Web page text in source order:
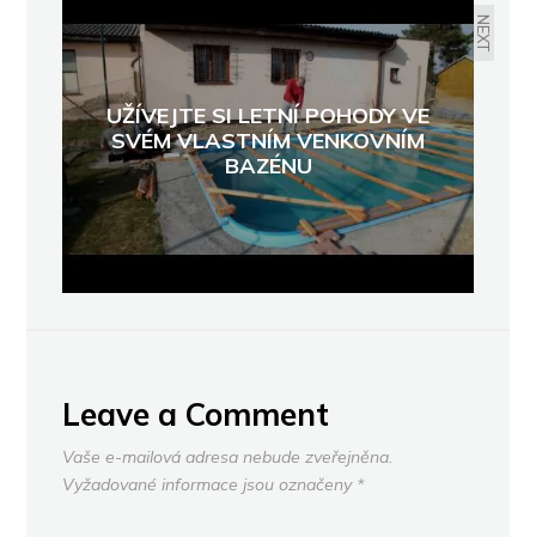
NEXT
UŽÍVEJTE SI LETNÍ POHODY VE
SVÉM VLASTNÍM VENKOVNÍM
BAZÉNU
Leave a Comment
Vaše e-mailová adresa nebude zveřejněna.
Vyžadované informace jsou označeny *